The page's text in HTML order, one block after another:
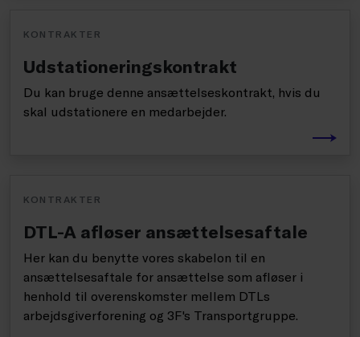
KONTRAKTER
Udstationeringskontrakt
Du kan bruge denne ansættelseskontrakt, hvis du
skal udstationere en medarbejder.
KONTRAKTER
DTL-A afløser ansættelsesaftale
Her kan du benytte vores skabelon til en
ansættelsesaftale for ansættelse som afløser i
henhold til overenskomster mellem DTLs
arbejdsgiverforening og 3F's Transportgruppe.